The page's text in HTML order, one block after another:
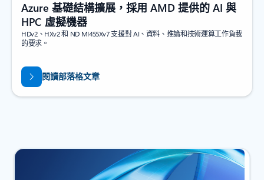
Azure 基礎結構擴展，採用 AMD 提供的 AI 與
HPC 虛擬機器
HDv2、HXv2 和 ND MI455Xv7 支援對 AI、資料、推論和技術運算工作負載
的要求。
閱讀部落格文章